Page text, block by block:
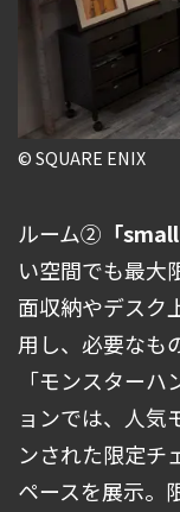
© SQUARE ENIX
ルーム➁ 「
い空間でも最大
面収納やデスク
用し、必要なも
「モンスター
ョンでは、人気
ンされた限定チ
ペースを展示。